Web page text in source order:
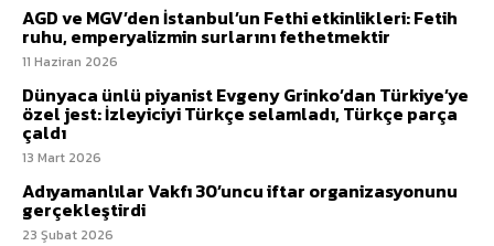
AGD ve MGV’den İstanbul’un Fethi etkinlikleri: Fetih
ruhu, emperyalizmin surlarını fethetmektir
11 Haziran 2026
Dünyaca ünlü piyanist Evgeny Grinko’dan Türkiye’ye
özel jest: İzleyiciyi Türkçe selamladı, Türkçe parça
çaldı
13 Mart 2026
Adıyamanlılar Vakfı 30’uncu iftar organizasyonunu
gerçekleştirdi
23 Şubat 2026